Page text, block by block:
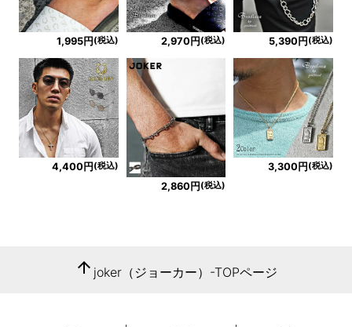
1,995円 (税込) 2,970円 (税込) 5,390円 (税込)
4,400円(税込)
2,860円 (税込)
3,300円(税込)
arrow_upward joker（ジョーカー）-TOPページ